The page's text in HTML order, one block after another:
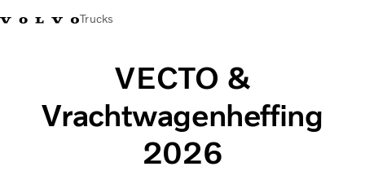
Trucks
VECTO &
Vrachtwagenheffing
2026